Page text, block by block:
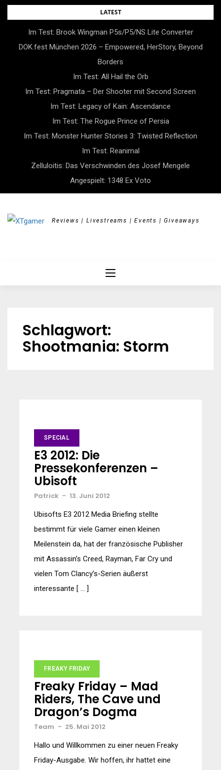
Skip
LATEST
Im Test: Brook Wingman P5s/P5/NS Lite Converter
DOK.fest München 2026 – Empowered, HerStory, Beyond
Borders
Im Test: All Hail the Orb
Im Test: Pragmata – Der Shooter mit Second Screen
Im Test: Legacy of Kain: Ascendance
Im Test: The Rogue Prince of Persia
Im Test: Monster Hunter Stories 3: Twisted Reflection
Im Test: Reanimal
Zelluloitis: Das Verschwinden des Josef Mengele
Angespielt: 1348 Ex Voto
Reviews | Livestreams | Events | Giveaways
Schlagwort:
Shootmania: Storm
SPECIAL
E3 2012: Die
Pressekonferenzen –
Ubisoft
Patrick - 13. Juni 2012
Ubisofts E3 2012 Media Briefing stellte
bestimmt für viele Gamer einen kleinen
Meilenstein da, hat der französische Publisher
mit Assassin’s Creed, Rayman, Far Cry und
vielen Tom Clancy’s-Serien äußerst
interessante [ … ]
FREAKY FRIDAY
Freaky Friday – Mad
Riders, The Cave und
Dragon’s Dogma
Team - 25. Mai 2012
Hallo und Willkommen zu einer neuen Freaky
Friday-Ausgabe. Wir hoffen, ihr hattet eine